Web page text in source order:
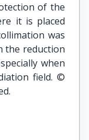
of the
it is placed
was
the reduction
when
field. ©